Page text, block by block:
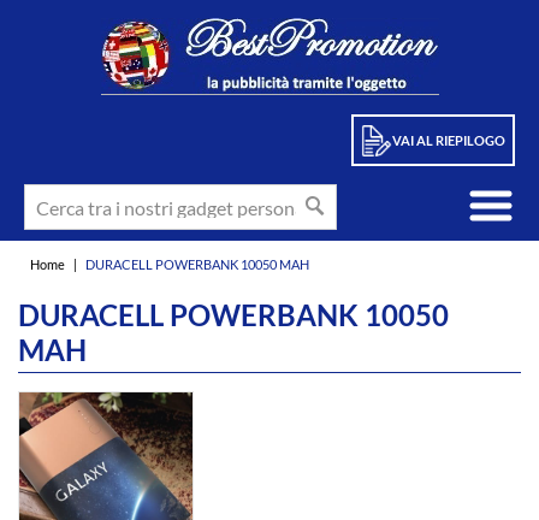
VAI AL RIEPILOGO
Home | DURACELL POWERBANK 10050 MAH
DURACELL POWERBANK 10050
MAH